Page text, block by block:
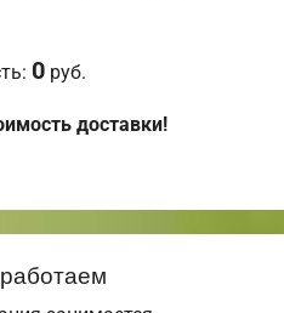
0 руб.
доставки!